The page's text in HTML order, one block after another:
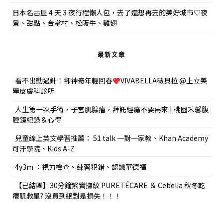
日本名古屋 4 天 3 夜行程懶人包，去了還想再去的美好城市♡夜
景、甜點、合掌村、松阪牛、雞翅
最新文章
看不出動過針！卻神奇年輕回春
VIVABELLA薇貝拉 @上立美
學皮膚科診所
人生第一次手術，子宮肌腺瘤，拜託經痛不要再來 | 桃園禾馨腹
腔鏡紀錄＆心得
兒童線上英文學習推薦： 51 talk 一對一家教、Khan Academy
可汗學院、Kids A-Z
4y3m ：視力檢查、練習犯錯、認識華德福
【已結團】30分鐘緊實撫紋 PURETÉCARE ＆ Cebelia 秋冬乾
癢肌救星? 沒買到絕對是損失！！！